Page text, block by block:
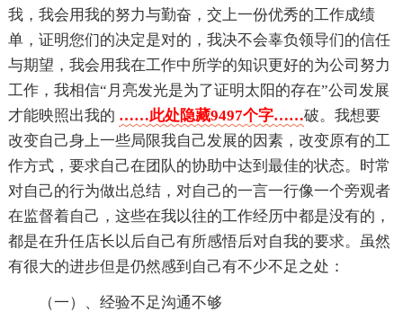
我，我会用我的努力与勤奋，交上一份优秀的工作成绩
单，证明您们的决定是对的，我决不会辜负领导们的信任
与期望，我会用我在工作中所学的知识更好的为公司努力
工作，我相信“月亮发光是为了证明太阳的存在”公司发展
才能映照出我的 ……此处隐藏9497个字……破。我想要
改变自己身上一些局限我自己发展的因素，改变原有的工
作方式，要求自己在团队的协助中达到最佳的状态。时常
对自己的行为做出总结，对自己的一言一行像一个旁观者
在监督着自己，这些在我以往的工作经历中都是没有的，
都是在升任店长以后自己有所感悟后对自我的要求。虽然
有很大的进步但是仍然感到自己有不少不足之处：
（一）、经验不足沟通不够